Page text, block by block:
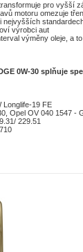
pro vyšší
motoru omezuje
nejvyšších
výrobci aut
výměny oleje, a
0W-30 splňuje
Longlife-19 FE
Opel OV 040 1547 -
229.51